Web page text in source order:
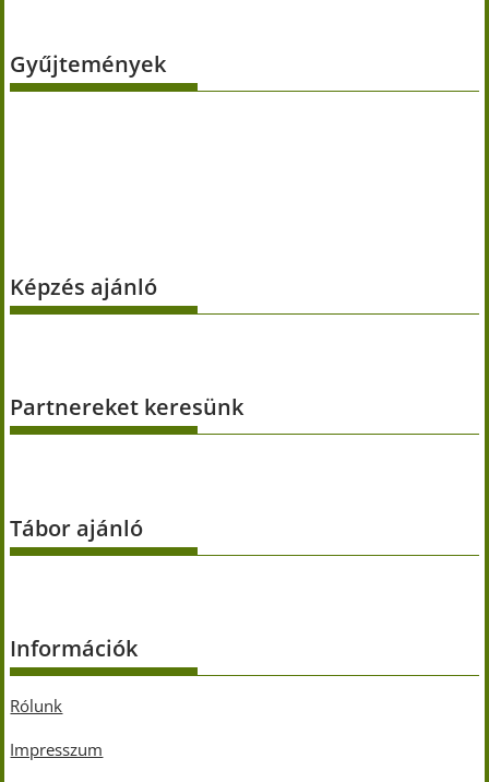
Gyűjtemények
Képzés ajánló
Partnereket keresünk
Tábor ajánló
Információk
Rólunk
Impresszum